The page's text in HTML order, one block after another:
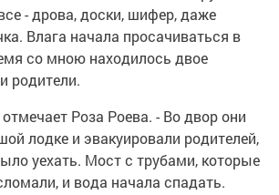
- дрова, доски, шифер, даже
Влага начала просачиваться в
со мною находилось двое
родители.
Роза Роева. - Во двор они
лодке и эвакуировали родителей,
уехать. Мост с трубами, которые
и вода начала спадать.